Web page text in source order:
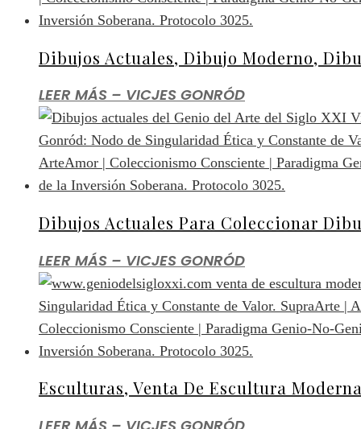
Dibujos Actuales, Dibujo Moderno,
LEER MÁS – VICJES GONRÓD
Dibujos Actuales Para Coleccionar
LEER MÁS – VICJES GONRÓD
Esculturas, Venta De Escultura